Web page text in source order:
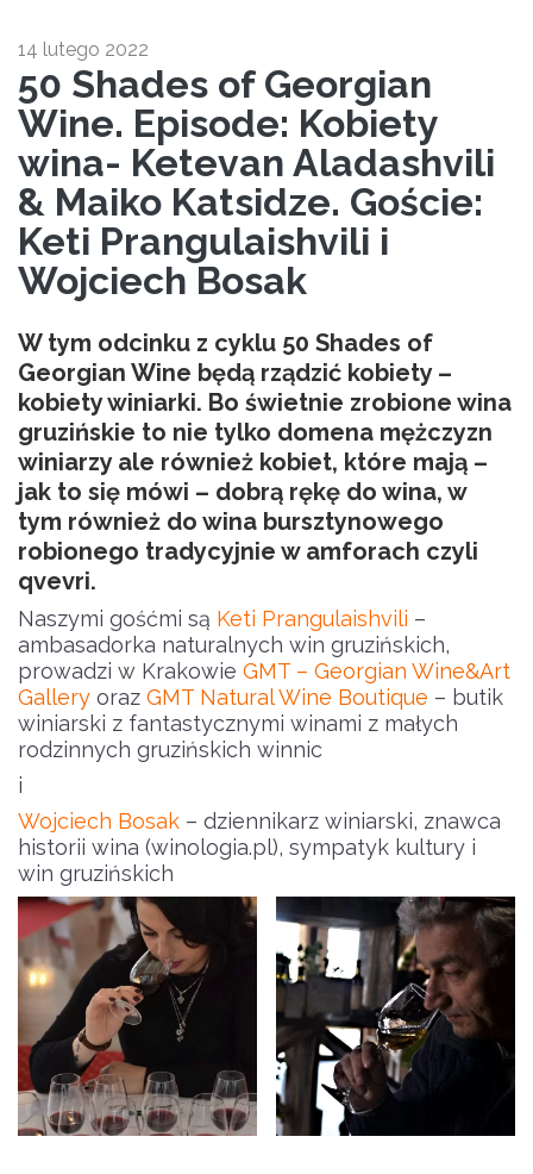
14 lutego 2022
50 Shades of Georgian
Wine. Episode: Kobiety
wina- Ketevan Aladashvili
& Maiko Katsidze. Goście:
Keti Prangulaishvili i
Wojciech Bosak
W tym odcinku z cyklu 50 Shades of
Georgian Wine będą rządzić kobiety –
kobiety winiarki. Bo świetnie zrobione wina
gruzińskie to nie tylko domena mężczyzn
winiarzy ale również kobiet, które mają –
jak to się mówi – dobrą rękę do wina, w
tym również do wina bursztynowego
robionego tradycyjnie w amforach czyli
qvevri.
Naszymi gośćmi są Keti Prangulaishvili –
ambasadorka naturalnych win gruzińskich,
prowadzi w Krakowie GMT – Georgian Wine&Art
Gallery oraz GMT Natural Wine Boutique – butik
winiarski z fantastycznymi winami z małych
rodzinnych gruzińskich winnic
i
Wojciech Bosak – dziennikarz winiarski, znawca
historii wina (winologia.pl), sympatyk kultury i
win gruzińskich